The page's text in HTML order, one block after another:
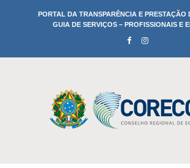
PORTAL DA TRANSPARÊNCIA E PRESTAÇÃO
GUIA DE SERVIÇOS – PROFISSIONAIS E